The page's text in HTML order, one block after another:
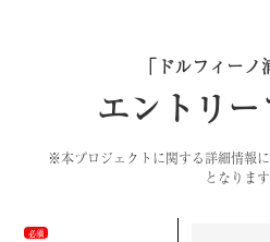
「ドルフィーノ
エントリ
※本プロジェクトに関する詳細情報
となります
必須